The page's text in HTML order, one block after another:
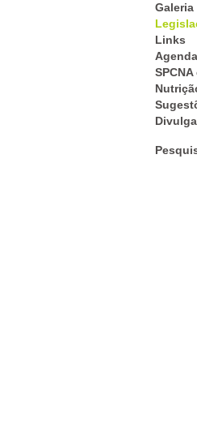
Galeria
Links
Agenda